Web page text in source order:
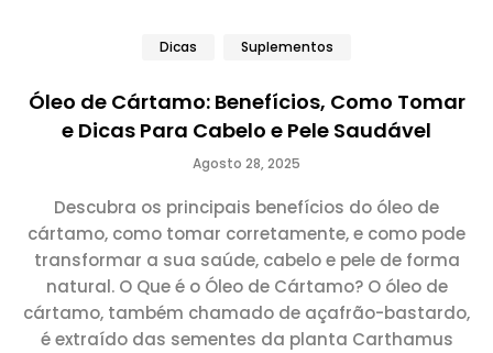
Dicas Suplementos
Óleo de Cártamo: Benefícios, Como Tomar
e Dicas Para Cabelo e Pele Saudável
Agosto 28, 2025
Descubra os principais benefícios do óleo de
cártamo, como tomar corretamente, e como pode
transformar a sua saúde, cabelo e pele de forma
natural. O Que é o Óleo de Cártamo? O óleo de
cártamo, também chamado de açafrão-bastardo,
é extraído das sementes da planta Carthamus